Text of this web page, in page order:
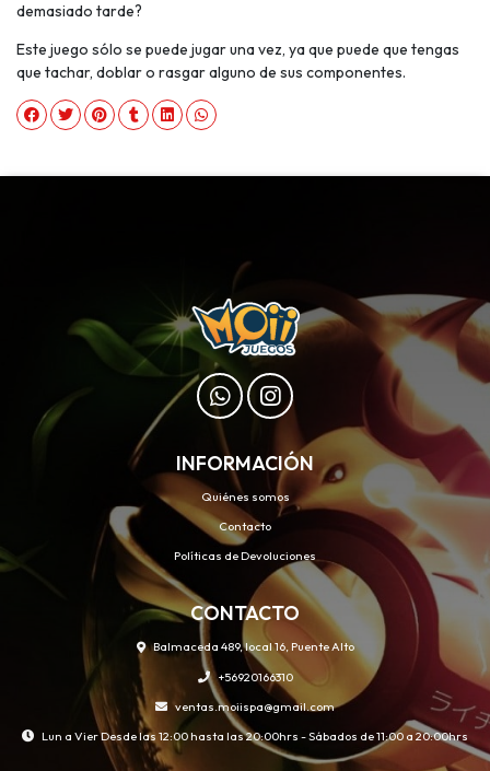
demasiado tarde?
Este juego sólo se puede jugar una vez, ya que puede que tengas
que tachar, doblar o rasgar alguno de sus componentes.
INFORMACIÓN
Quiénes somos
Contacto
Políticas de Devoluciones
CONTACTO
Balmaceda 489, local 16, Puente Alto
+56920166310
ventas.moiispa@gmail.com
Lun a Vier Desde las 12:00 hasta las 20:00hrs - Sábados de 11:00 a 20:00hrs